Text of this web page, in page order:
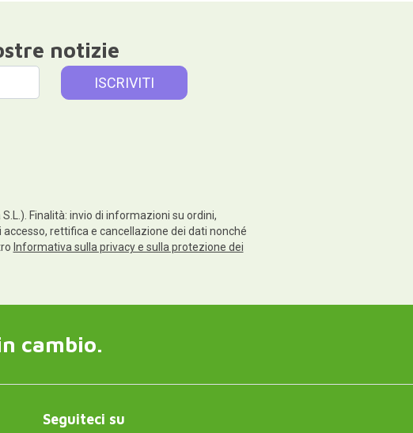
notizie
Finalità: invio di informazioni su ordini,
rettifica e cancellazione dei dati nonché
Informativa sulla privacy e sulla protezione dei
cambio.
Seguiteci su